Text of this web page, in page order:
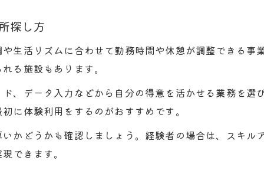
作業内容で選ぶ就労継続支援B型事業所のコツ
就労継続支援B型で得られる収入と現実的な見通し
工賃や作業内容を比較する際の注意点
就労継続支援B型の仕事内容とスキルアップ事例
就労継続支援B型利用前に知っておきたい疑問と解説
就労継続支援B型の月収の目安と実態について
B型作業所の欠点や利用時の注意点を解説
探し方
生活リズムに合わせて勤務時間や休憩が調整できる
る施設もあります。
、データ入力などから自分の得意を活かせる業務を
に体験利用をするのがおすすめです。
かどうかも確認しましょう。経験者の場合は、スキ
できます。